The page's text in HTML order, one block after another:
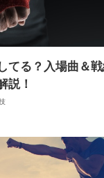
てる？入場曲＆
説！